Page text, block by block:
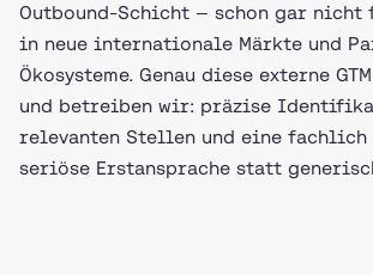
Outbound-Schicht — schon gar
in neue internationale Märkte und
Ökosysteme. Genau diese externe
und betreiben wir: präzise
relevanten Stellen und eine fachlich
seriöse Erstansprache statt